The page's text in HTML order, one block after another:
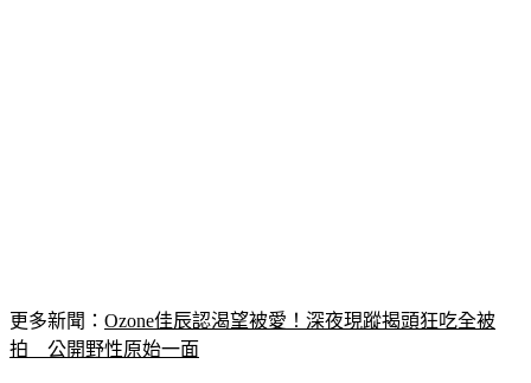
更多新聞： Ozone佳辰認渴望被愛！深夜現蹤揭頭狂吃全被
拍　公開野性原始一面